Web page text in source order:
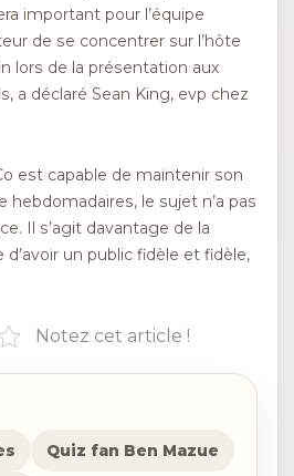
important pour l’équipe
de se concentrer sur l’hôte
lors de la présentation aux
a déclaré Sean King, evp chez
est capable de maintenir son
hebdomadaires, le sujet n’a pas
Il s’agit davantage de la
un public fidèle et fidèle,
Notez cet article !
Quiz fan Ben Mazue